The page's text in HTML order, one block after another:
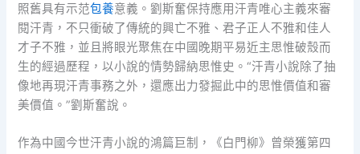
照舊具有示范包養意義。劉斯奮保持應用汗青唯心主義來審
閱汗青，不只衝破了傳統的興亡不雅、君子正人不雅和佳人
才子不雅，並且將眼光聚焦在中國晚期平易近主思惟破殼而
生的經過歷程，以小說的情勢歸納思惟史。“汗青小說除了抽
像地再現汗青事務之外，還應出力發掘此中的思惟價值和審
美價值。”劉斯奮說。
作為中國今世汗青小說的鴻篇巨制，《白門柳》曾榮獲第四